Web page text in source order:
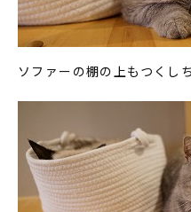
ソファーの棚の上もつくし